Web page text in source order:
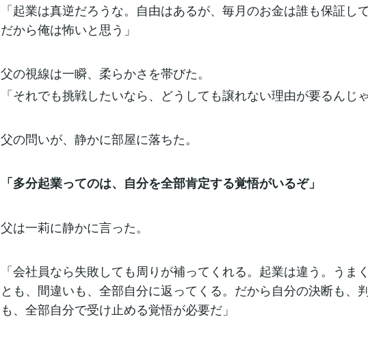
「起業は真逆だろうな。自由はあるが、毎月のお金は誰も保証し
だから俺は怖いと思う」
父の視線は一瞬、柔らかさを帯びた。
「それでも挑戦したいなら、どうしても譲れない理由が要るんじ
父の問いが、静かに部屋に落ちた。
「多分起業ってのは、自分を全部肯定する覚悟がいるぞ」
父は一莉に静かに言った。
「会社員なら失敗しても周りが補ってくれる。起業は違う。うま
とも、間違いも、全部自分に返ってくる。だから自分の決断も、
も、全部自分で受け止める覚悟が必要だ」